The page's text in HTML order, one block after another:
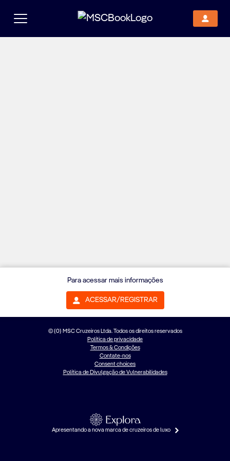
© {0} MSC Cruzeiros Ltda. Todos os direitos reservados
Política de privacidade
Termos & Condições
Contate-nos
Consent choices
Política de Divulgação de Vulnerabilidades
Apresentando a nova marca de cruzeiros de luxo
Para acessar mais informações
ACESSAR/REGISTRAR